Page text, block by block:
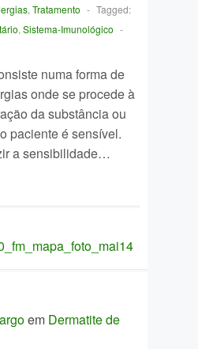
, Tratamento - Tagged:
, Sistema-Imunológico -
numa forma de
onde se procede à
da substância ou
paciente é sensível.
a sensibilidade…
em Dermatite de